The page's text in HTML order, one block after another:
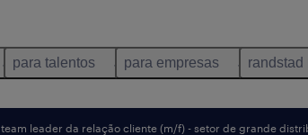
para talentos para empresas randstad
team leader da relação cliente (m/f) - setor de grande